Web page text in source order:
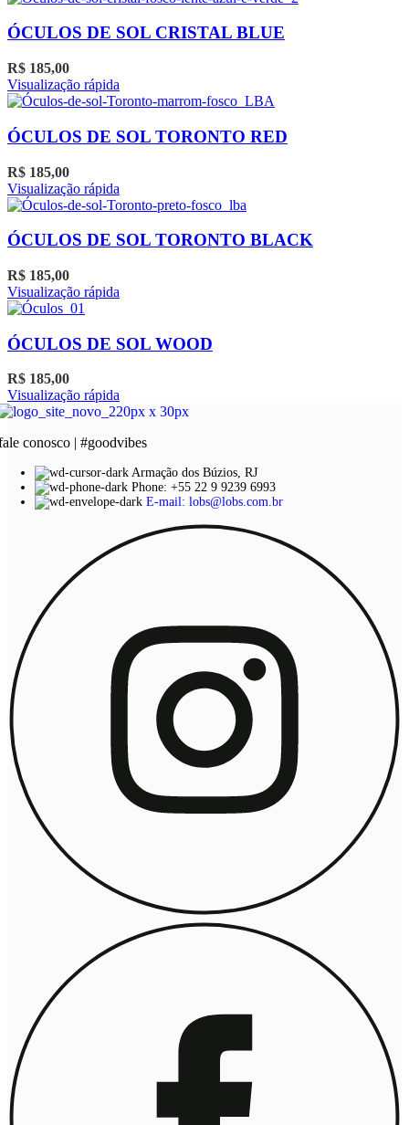
ÓCULOS DE SOL CRISTAL BLUE
R$ 185,00
Visualização rápida
ÓCULOS DE SOL TORONTO RED
R$ 185,00
Visualização rápida
ÓCULOS DE SOL TORONTO BLACK
R$ 185,00
Visualização rápida
ÓCULOS DE SOL WOOD
R$ 185,00
Visualização rápida
conosco | #goodvibes
Armação dos Búzios, RJ
Phone: +55 22 9 9239 6993
E-mail: lobs@lobs.com.br